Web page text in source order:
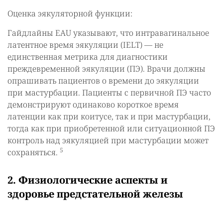
Оценка эякуляторной функции:
Гайдлайны EAU указывают, что интравагинальное
латентное время эякуляции (IELT) — не
единственная метрика для диагностики
преждевременной эякуляции (ПЭ). Врачи должны
опрашивать пациентов о времени до эякуляции
при мастурбации. Пациенты с первичной ПЭ часто
демонстрируют одинаково короткое время
латенции как при коитусе, так и при мастурбации,
тогда как при приобретенной или ситуационной ПЭ
контроль над эякуляцией при мастурбации может
сохраняться. 5
2. Физиологические аспекты и
здоровье предстательной железы